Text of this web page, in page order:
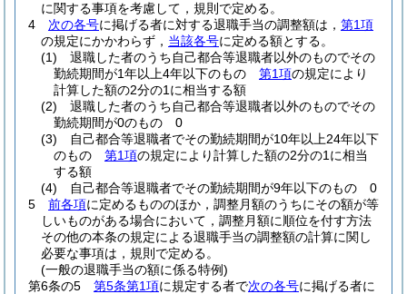
に関する事項を考慮して，規則で定める。
4
次の各号に掲げる者に対する退職手当の調整額は， 第1項
の規定にかかわらず， 当該各号に定める額とする。
(1)
退職した者のうち自己都合等退職者以外のものでその
勤続期間が1年以上4年以下のもの 第1項の規定により
計算した額の2分の1に相当する額
(2)
退職した者のうち自己都合等退職者以外のものでその
勤続期間が0のもの 0
(3)
自己都合等退職者でその勤続期間が10年以上24年以下
のもの 第1項の規定により計算した額の2分の1に相当
する額
(4)
自己都合等退職者でその勤続期間が9年以下のもの 0
5
前各項に定めるもののほか，調整月額のうちにその額が等
しいものがある場合において，調整月額に順位を付す方法
その他の本条の規定による退職手当の調整額の計算に関し
必要な事項は，規則で定める。
(一般の退職手当の額に係る特例)
第6条の5
第5条第1項に規定する者で次の各号に掲げる者に